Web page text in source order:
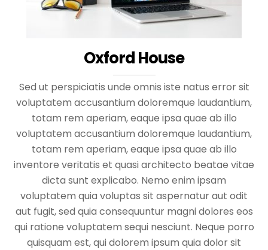
Oxford House
Sed ut perspiciatis unde omnis iste natus error sit
voluptatem accusantium doloremque laudantium,
totam rem aperiam, eaque ipsa quae ab illo
voluptatem accusantium doloremque laudantium,
totam rem aperiam, eaque ipsa quae ab illo
inventore veritatis et quasi architecto beatae vitae
dicta sunt explicabo. Nemo enim ipsam
voluptatem quia voluptas sit aspernatur aut odit
aut fugit, sed quia consequuntur magni dolores eos
qui ratione voluptatem sequi nesciunt. Neque porro
quisquam est, qui dolorem ipsum quia dolor sit